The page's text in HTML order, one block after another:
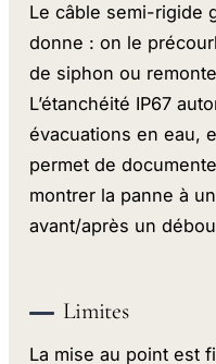
Le câble semi-rigide
donne : on le
de siphon ou
L’étanchéité IP67
évacuations en eau,
permet de
montrer la panne à
avant/après un
Limites
La mise au point est